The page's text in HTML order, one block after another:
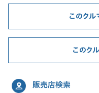
このクル
このク
販売店検索